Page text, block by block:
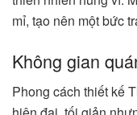
mỉ, tạo nên một bức
Không gian
Phong cách thiết kế